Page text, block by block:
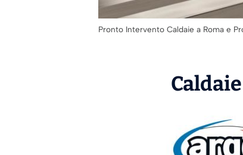
Pronto Intervento Caldaie a Roma e